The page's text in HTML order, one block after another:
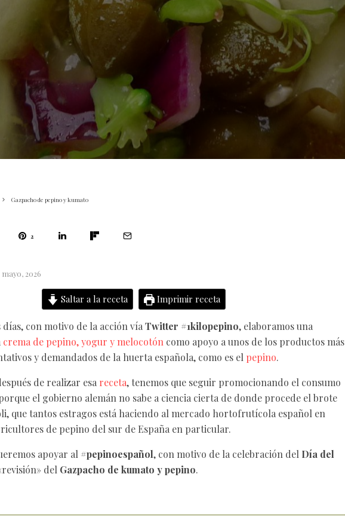
Gazpacho de pepino y kumato
2
mayo, 2026
Saltar a la receta Imprimir receta
días, con motivo de la acción vía Twitter #1kilopepino, elaboramos una
crema de pepino, yogur y melocotón como apoyo a unos de los productos más
y demandados de la huerta española, como es el pepino.
de realizar esa receta, tenemos que seguir promocionando el consumo
el gobierno alemán no sabe a ciencia cierta de donde procede el brote
que tantos estragos está haciendo al mercado hortofrutícola español en
de pepino del sur de España en particular.
apoyar al #pepinoespañol, con motivo de la celebración del Día del
del Gazpacho de kumato y pepino.